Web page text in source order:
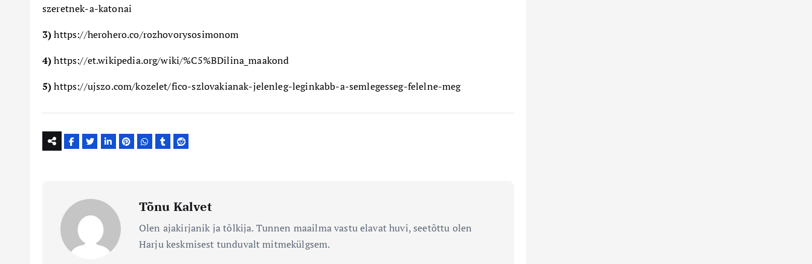
szeretnek-a-katonai
3)https://herohero.co/rozhovorysosimonom
4)https://et.wikipedia.org/wiki/%C5%BDilina_maakond
5)https://ujszo.com/kozelet/fico-szlovakianak-jelenleg-leginkabb-a-semlegesseg-felelne-meg
Tõnu Kalvet
Olen ajakirjanik ja tõlkija. Tunnen maailma vastu elavat huvi, seetõttu olen
Harju keskmisest tunduvalt mitmekülgsem.